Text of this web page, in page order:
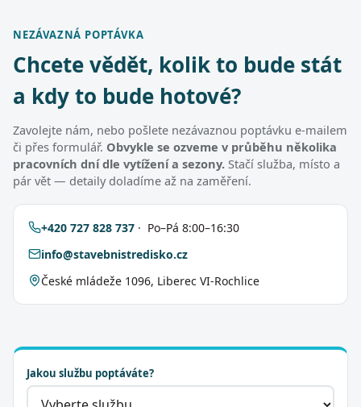
NEZÁVAZNÁ POPTÁVKA
Chcete vědět, kolik to bude stát
a kdy to bude hotové?
Zavolejte nám, nebo pošlete nezávaznou poptávku e-mailem
či přes formulář. Obvykle se ozveme v průběhu několika
pracovních dní dle vytížení a sezony. Stačí služba, místo a
pár vět — detaily doladíme až na zaměření.
+420 727 828 737 · Po–Pá 8:00–16:30
info@stavebnistredisko.cz
České mládeže 1096, Liberec VI-Rochlice
Jakou službu poptáváte?